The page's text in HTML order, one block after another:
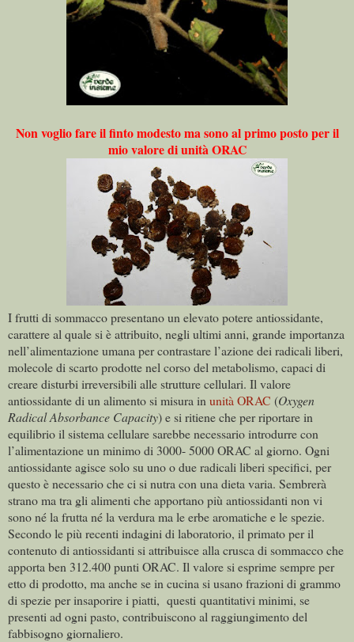
Non voglio fare il finto modesto ma sono al primo posto per il
mio valore di unità ORAC
I frutti di sommacco presentano un elevato potere antiossidante,
carattere al quale si è attribuito, negli ultimi anni, grande importanza
nell’alimentazione umana per contrastare l’azione dei radicali liberi,
molecole di scarto prodotte nel corso del metabolismo, capaci di
creare disturbi irreversibili alle strutture cellulari. Il valore
antiossidante di un alimento si misura in unità ORAC (Oxygen
Radical Absorbance Capacity) e si ritiene che per riportare in
equilibrio il sistema cellulare sarebbe necessario introdurre con
l’alimentazione un minimo di 3000- 5000 ORAC al giorno. Ogni
antiossidante agisce solo su uno o due radicali liberi specifici, per
questo è necessario che ci si nutra con una dieta varia. Sembrerà
strano ma tra gli alimenti che apportano più antiossidanti non vi
sono né la frutta né la verdura ma le erbe aromatiche e le spezie.
Secondo le più recenti indagini di laboratorio, il primato per il
contenuto di antiossidanti si attribuisce alla crusca di sommacco che
apporta ben 312.400 punti ORAC. Il valore si esprime sempre per
etto di prodotto, ma anche se in cucina si usano frazioni di grammo
di spezie per insaporire i piatti, questi quantitativi minimi, se
presenti ad ogni pasto, contribuiscono al raggiungimento del
fabbisogno giornaliero.